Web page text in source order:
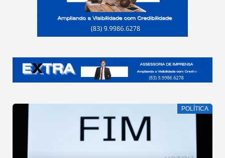
POLÍTICA